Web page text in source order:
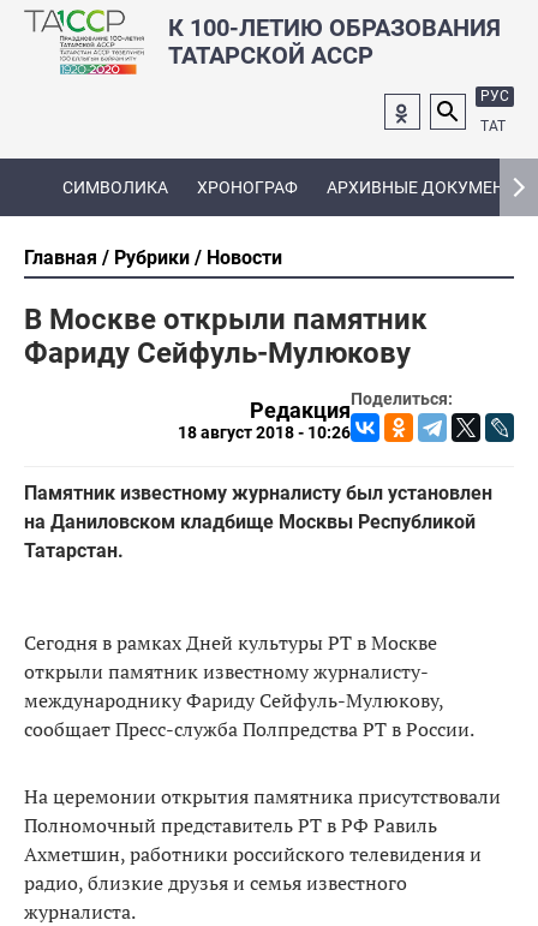
К 100-ЛЕТИЮ ОБРАЗОВАНИЯ
ТАТАРСКОЙ АССР
РУС
ТАТ
СИМВОЛИКА ХРОНОГРАФ АРХИВНЫЕ ДОКУМЕНТЫ
Главная Рубрики Новости
В Москве открыли памятник
Фариду Сейфуль-Мулюкову
Поделиться:
Редакция
18 август 2018 - 10:26
Памятник известному журналисту был установлен
на Даниловском кладбище Москвы Республикой
Татарстан.
Сегодня в рамках Дней культуры РТ в Москве
открыли памятник известному журналисту-
международнику Фариду Сейфуль-Мулюкову,
сообщает Пресс-служба Полпредства РТ в России.
На церемонии открытия памятника присутствовали
Полномочный представитель РТ в РФ Равиль
Ахметшин, работники российского телевидения и
радио, близкие друзья и семья известного
журналиста.